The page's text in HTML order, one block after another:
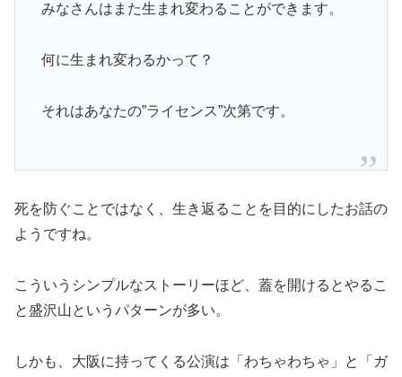
みなさんはまた生まれ変わることができます。
何に生まれ変わるかって？
それはあなたの”ライセンス”次第です。
死を防ぐことではなく、生き返ることを目的にしたお話の
ようですね。
こういうシンプルなストーリーほど、蓋を開けるとやるこ
と盛沢山というパターンが多い。
しかも、大阪に持ってくる公演は「わちゃわちゃ」と「ガ